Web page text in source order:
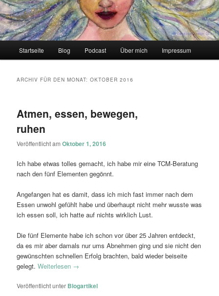
Startseite Blog Podcast Über mich Impressum
ARCHIV FÜR DEN MONAT:OKTOBER 2016
Atmen, essen, bewegen,
ruhen
Veröffentlicht amOktober 1, 2016
Ich habe etwas tolles gemacht, ich habe mir eine TCM-Beratung
nach den fünf Elementen gegönnt.
Angefangen hat es damit, dass ich mich fast immer nach dem
Essen unwohl gefühlt habe und überhaupt nicht mehr wusste was
ich essen soll, ich hatte auf nichts wirklich Lust.
Die fünf Elemente habe ich schon vor über 25 Jahren entdeckt,
da es mir aber damals nur ums Abnehmen ging und sie nicht den
gewünschten schnellen Erfolg brachten, bald wieder beiseite
gelegt.Weiterlesen →
Veröffentlicht unter Blogartikel